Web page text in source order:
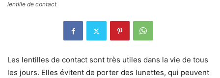
lentille de contact
Les lentilles de contact sont très utiles dans la vie de tous
les jours. Elles évitent de porter des lunettes, qui peuvent